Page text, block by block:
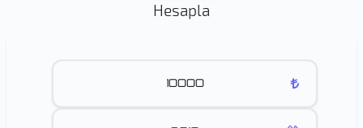
Hesapla